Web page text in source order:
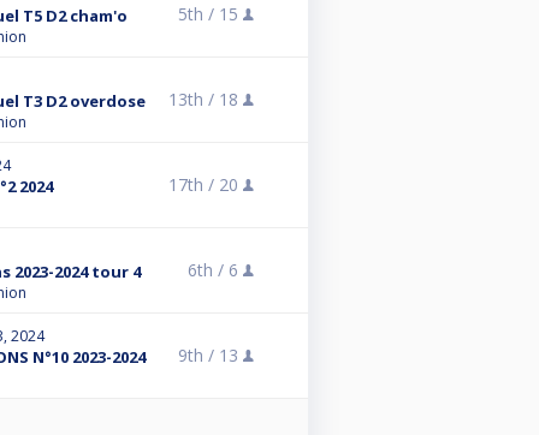
T5 D2 cham'o 5th / 15
T3 D2 overdose 13th / 18
2024 17th / 20
2023-2024 tour 4 6th / 6
2024
N°10 2023-2024 9th / 13